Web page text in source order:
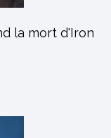
la mort d'Iron